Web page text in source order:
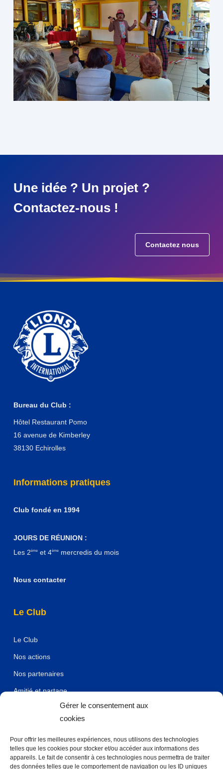
Gérer le consentement aux
cookies
Pour offrir les meilleures expériences, nous utilisons des technologies
telles que les cookies pour stocker et/ou accéder aux informations des
appareils. Le fait de consentir à ces technologies nous permettra de traiter
des données telles que le comportement de navigation ou les ID uniques
Une idée ? Un projet ?
Contactez-nous !
Contactez nous
Bureau du Club :
Hôtel Restaurant Pomo
16 avenue de Kimberley
38130 Echirolles
Informations pratiques
Club fondé en 1994
JOURS DE RÉUNION :
Les 2èmeet 4èmemercredis du mois
Nous contacter
Le Club
Le Club
Nos actions
Nos partenaires
Amitié et partage
Mentions légales et confidentialité
Accès rapide